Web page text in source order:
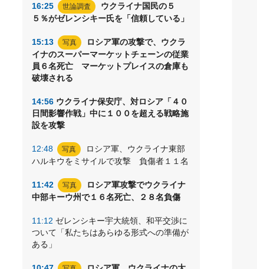
16:25 世論調査
ウクライナ国民の５
５％がゼレンシキー氏を「信頼している」
15:13 写真
ロシア軍の攻撃で、ウクラ
イナのスーパーマーケットチェーンの従業
員６名死亡 マーケットプレイスの倉庫も
破壊される
14:56 ウクライナ保安庁、対ロシア「４０
日間影響作戦」中に１００を超える戦略施
設を攻撃
12:48 写真
ロシア軍、ウクライナ東部
ハルキウをミサイルで攻撃 負傷者１１名
11:42 写真
ロシア軍攻撃でウクライナ
中部キーウ州で１６名死亡、２８名負傷
11:12 ゼレンシキー宇大統領、和平交渉に
ついて「私たちはあらゆる形式への準備が
ある」